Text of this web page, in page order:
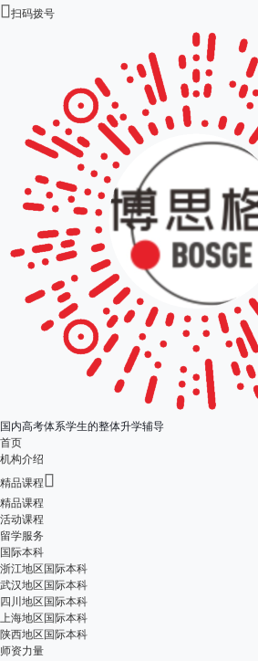
扫码拨号
国内高考体系学生的整体升学辅导
首页
机构介绍
精品课程
精品课程
活动课程
留学服务
国际本科
浙江地区国际本科
武汉地区国际本科
四川地区国际本科
上海地区国际本科
陕西地区国际本科
师资力量